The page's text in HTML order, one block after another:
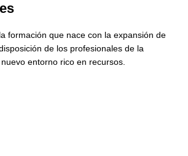
formación que nace con la expansión de
de los profesionales de la
entorno rico en recursos.